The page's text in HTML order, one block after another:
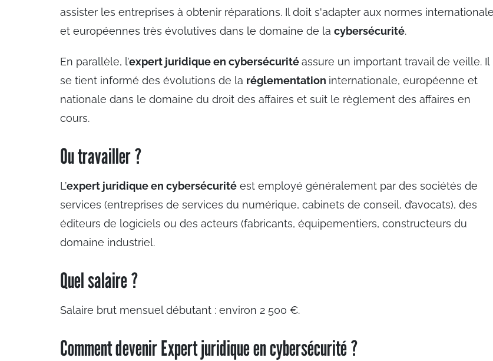
assister les entreprises à obtenir réparations. Il doit s'adapter aux normes
et européennes très évolutives dans le domaine de la cybersécurité.
En parallèle, l’expert juridique en cybersécuritéassure un important travail de veille. Il
se tient informé des évolutions de la réglementation internationale, européenne et
nationale dans le domaine du droit des affaires et suit le règlement des affaires en
cours.
Ou travailler ?
L’expert juridique en cybersécurité est employé généralement par des sociétés de
services (entreprises de services du numérique, cabinets de conseil, d’avocats), des
éditeurs de logiciels ou des acteurs (fabricants, équipementiers, constructeurs du
domaine industriel.
Quel salaire ?
Salaire brut mensuel débutant : environ 2 500 €.
Comment devenir Expert juridique en cybersécurité ?